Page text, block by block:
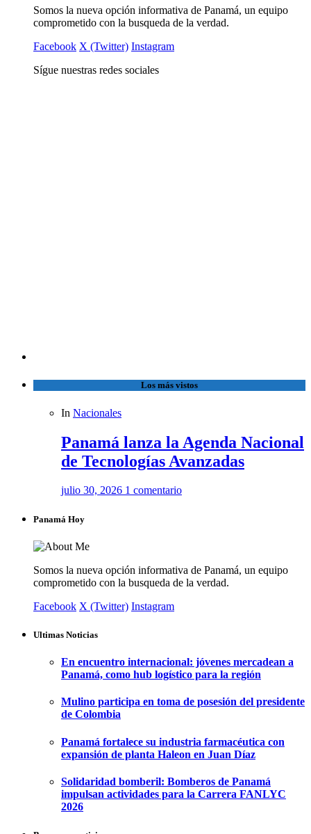
Somos la nueva opción informativa de Panamá, un equipo
comprometido con la busqueda de la verdad.
Facebook X (Twitter) Instagram
Sígue nuestras redes sociales
Los más vistos
In Nacionales
Panamá lanza la Agenda Nacional
de Tecnologías Avanzadas
julio 30, 2026 1 comentario
Panamá Hoy
Somos la nueva opción informativa de Panamá, un equipo
comprometido con la busqueda de la verdad.
Facebook X (Twitter) Instagram
Ultimas Noticias
En encuentro internacional: jóvenes mercadean a
Panamá, como hub logístico para la región
Mulino participa en toma de posesión del presidente
de Colombia
Panamá fortalece su industria farmacéutica con
expansión de planta Haleon en Juan Díaz
Solidaridad bomberil: Bomberos de Panamá
impulsan actividades para la Carrera FANLYC
2026